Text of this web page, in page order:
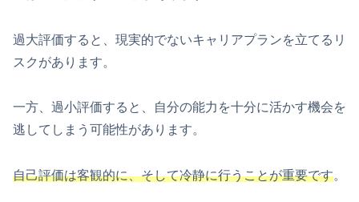
過大評価すると、現実的でないキャリアプランを立てるリ
スクがあります。
一方、過小評価すると、自分の能力を十分に活かす機会を
逃してしまう可能性があります。
自己評価は客観的に、そして冷静に行うことが重要です。